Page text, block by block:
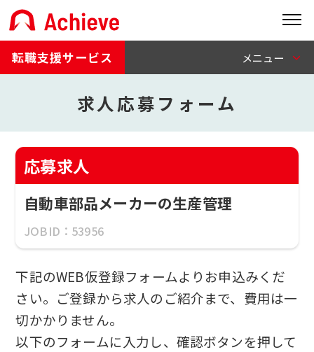
転職支援サービス
求人応募フォーム
応募求人
自動車部品メーカーの生産管理
JOBID：53956
下記のWEB仮登録フォームよりお申込みくだ
さい。ご登録から求人のご紹介まで、費用は一
切かかりません。
以下のフォームに入力し、確認ボタンを押して